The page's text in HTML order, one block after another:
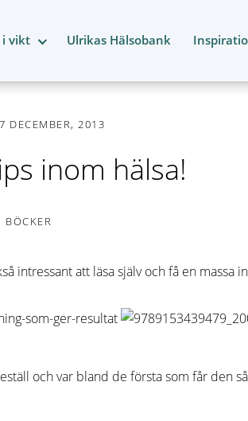
i vikt Ulrikas Hälsobank
DECEMBER, 2013
inom hälsa!
BÖCKER
intressant att läsa själv och få en massa
och var bland de första som får den